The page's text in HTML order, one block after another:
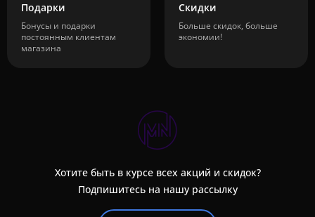
Подарки
Бонусы и подарки
постоянным клиентам
магазина
Скидки
Больше скидок, больше
экономии!
Хотите быть в курсе всех акций и скидок?
Подпишитесь на нашу рассылку